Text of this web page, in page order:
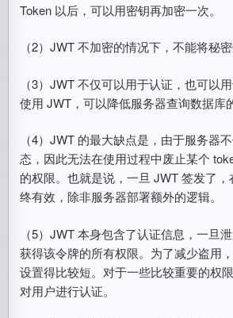
Token 以后，可以用密钥再加密一次。
（2）JWT 不加密的情况下，不能将秘
（3）JWT 不仅可以用于认证，也可以
使用 JWT，可以降低服务器查询数据库
（4）JWT 的最大缺点是，由于服务器
态，因此无法在使用过程中废止某个
的权限。也就是说，一旦 JWT 签发了
终有效，除非服务器部署额外的逻辑。
（5）JWT 本身包含了认证信息，一旦
获得该令牌的所有权限。为了减少盗用
设置得比较短。对于一些比较重要的权
对用户进行认证。